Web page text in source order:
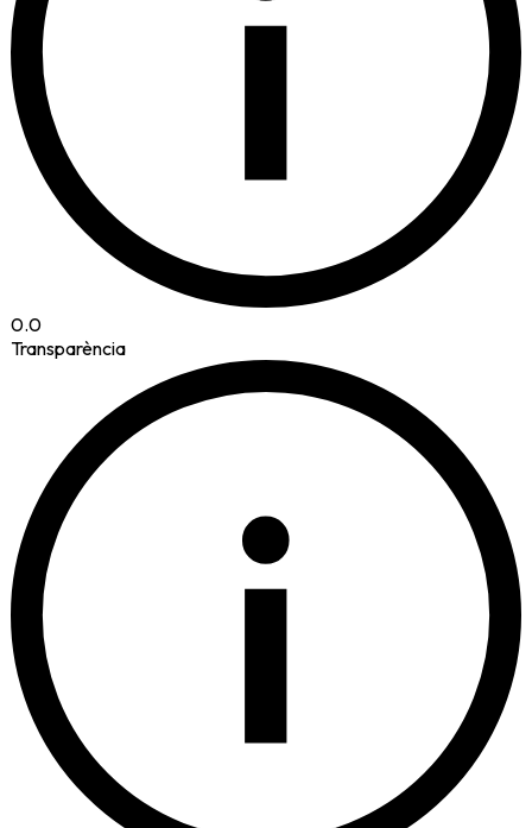
0.0
Transparència
i